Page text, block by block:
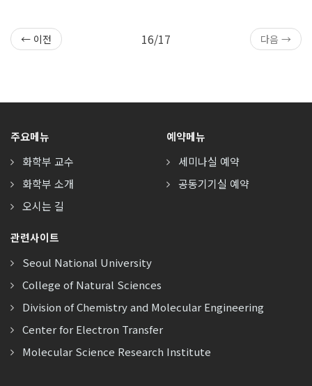
← 이전 16/17 다음 →
주요메뉴
화학부 교수
화학부 소개
오시는 길
예약메뉴
세미나실 예약
공동기기실 예약
관련사이트
Seoul National University
College of Natural Sciences
Division of Chemistry and Molecular Engineering
Center for Electron Transfer
Molecular Science Research Institute